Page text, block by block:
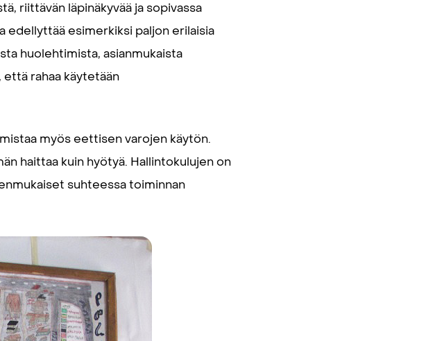
riittävän läpinäkyvää ja sopivassa
edellyttää esimerkiksi paljon erilaisia
huolehtimista, asianmukaista
rahaa käytetään
myös eettisen varojen käytön.
haittaa kuin hyötyä. Hallintokulujen on
suhteessa toiminnan